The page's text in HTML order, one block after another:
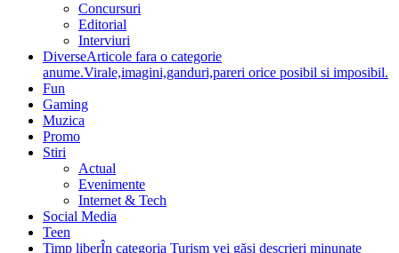
Concursuri
Editorial
Interviuri
DiverseArticole fara o categorie
anume.Virale,imagini,ganduri,pareri orice posibil si imposibil.
Fun
Gaming
Muzica
Promo
Stiri
Actual
Evenimente
Internet & Tech
Social Media
Teen
Timp liberÎn categoria Turism vei găsi descrieri minunate